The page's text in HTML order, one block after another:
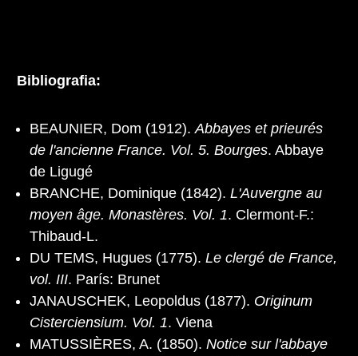
Bibliografia:
BEAUNIER, Dom (1912). Abbayes et prieurés
de l'ancienne France. Vol. 5. Bourges. Abbaye
de Ligugé
BRANCHE, Dominique (1842). L'Auvergne au
moyen âge. Monastères. Vol. 1. Clermont-F.:
Thibaud-L.
DU TEMS, Hugues (1775). Le clergé de France,
vol. III. París: Brunet
JANAUSCHEK, Leopoldus (1877). Originum
Cisterciensium. Vol. 1. Viena
MATUSSIÈRES, A. (1850). Notice sur l'abbaye